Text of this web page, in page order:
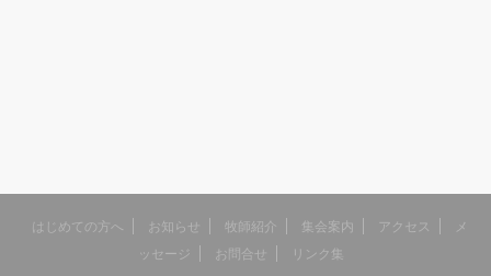
はじめての方へ お知らせ 牧師紹介 集会案内 アクセス
メ
ッセージ
お問合せ リンク集